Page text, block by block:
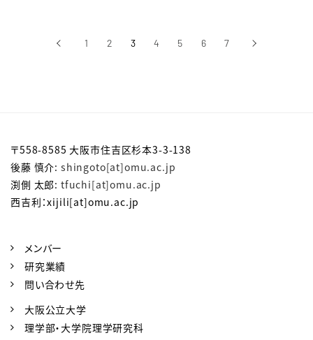
‹前へ 1 2 3 4 5 6 7 ›次へ
〒558-8585 大阪市住吉区杉本3-3-138
後藤 慎介: shingoto[at]omu.ac.jp
渕側 太郎: tfuchi[at]omu.ac.jp
西吉利：xijili[at]omu.ac.jp
メンバー
研究業績
問い合わせ先
大阪公立大学
理学部・大学院理学研究科